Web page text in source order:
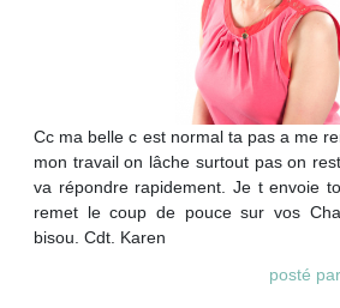
Cc ma belle c est normal ta pas a me
mon travail on lâche surtout pas on
va répondre rapidement. Je t envoie
remet le coup de pouce sur vos
bisou. Cdt. Karen
posté